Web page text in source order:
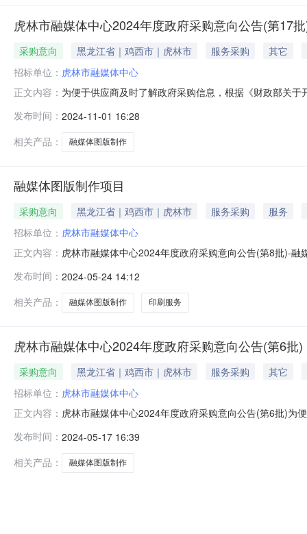
虎林市融媒体中心2024年度政府采购意向公告(第17
采购意向 黑龙江省｜鸡西市｜虎林市 服务采购
其它
招标单位： 虎林市融媒体中心
正文内容： 为便于供应商及时了解政府采购信息，根据《财政部关
作品播发量需满足的要求：满足中心原创作品展示，明
购项目情况以相关采购
发布时间： 2024-11-01 16:28
相关产品：
融媒体图版制作
融媒体图版制作项目
采购意向 黑龙江省｜鸡西市｜虎林市 服务采购
服务
招标单位： 虎林市融媒体中心
正文内容： 虎林市融媒体中心2024年度政府采购意向公告(第8批)-
或目标:融媒体图版制作需满足的要求:融媒体图版制作等
排，具
发布时间： 2024-05-24 14:12
相关产品：
融媒体图版制作 印刷服务
虎林市融媒体中心2024年度政府采购意向公告(第6批)
采购意向 黑龙江省｜鸡西市｜虎林市 服务采购
其它
招标单位： 虎林市融媒体中心
正文内容： 虎林市融媒体中心2024年度政府采购意向公告(第6批)为
项主要功能或目标：图版制作需满足的要求：图版制作
件为
发布时间： 2024-05-17 16:39
相关产品：
融媒体图版制作